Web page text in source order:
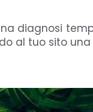
diagnosi
al tuo sito